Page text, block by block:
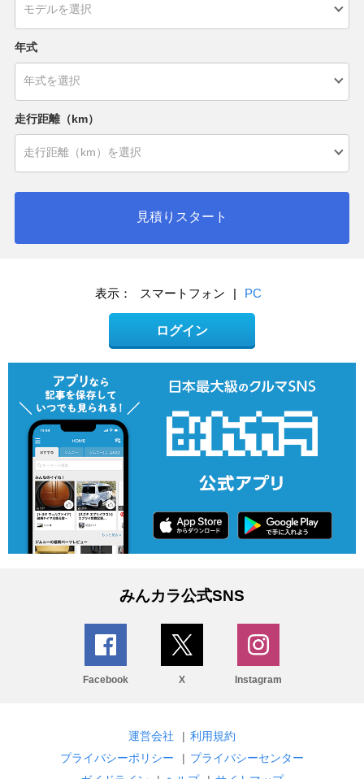
年式
走行距離（km）
見積りスタート
表示： スマートフォン | PC
ログイン
みんカラ公式SNS
Facebook X Instagram
運営会社 | 利用規約
プライバシーポリシー
| プライバシーセンター